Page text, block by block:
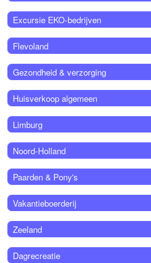
Excursie EKO-bedrijven
Flevoland
Gezondheid & verzorging
Huisverkoop algemeen
Limburg
Noord-Holland
Paarden & Pony's
Vakantieboerderij
Zeeland
Dagrecreatie